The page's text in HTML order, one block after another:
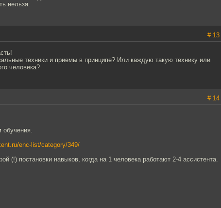
нельзя.
# 13
техники и приемы в принципе? Или каждую такую технику или
человека?
# 14
обучения.
enc-list/category/349/
(!) постановки навыков, когда на 1 человека работают 2-4 ассистента.